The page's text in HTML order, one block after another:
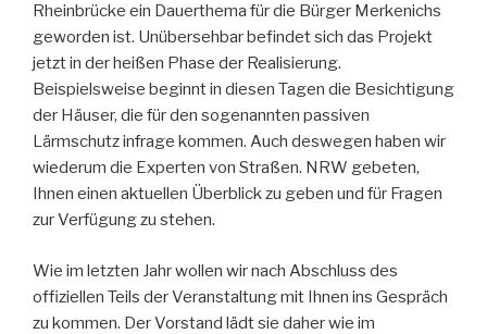
Rheinbrücke ein Dauerthema für die Bürger Merkenichs
geworden ist. Unübersehbar befindet sich das Projekt
jetzt in der heißen Phase der Realisierung.
Beispielsweise beginnt in diesen Tagen die Besichtigung
der Häuser, die für den sogenannten passiven
Lärmschutz infrage kommen. Auch deswegen haben wir
wiederum die Experten von Straßen. NRW gebeten,
Ihnen einen aktuellen Überblick zu geben und für Fragen
zur Verfügung zu stehen.
Wie im letzten Jahr wollen wir nach Abschluss des
offiziellen Teils der Veranstaltung mit Ihnen ins Gespräch
zu kommen. Der Vorstand lädt sie daher wie im